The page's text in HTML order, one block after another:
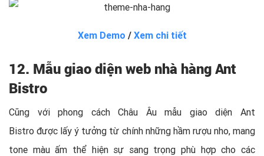
Xem Demo / Xem chi tiết
12. Mẫu giao diện web nhà hàng Ant
Bistro
Cũng với phong cách Châu Âu mẫu giao diện Ant
Bistro được lấy ý tưởng từ chính những hầm rượu nho, mang
tone màu ấm thể hiện sự sang trọng phù hợp cho các